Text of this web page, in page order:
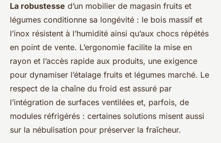
La robustesse d’un mobilier de magasin fruits et
légumes conditionne sa longévité : le bois massif et
l’inox résistent à l’humidité ainsi qu’aux chocs répétés
en point de vente. L’ergonomie facilite la mise en
rayon et l’accès rapide aux produits, une exigence
pour dynamiser l’étalage fruits et légumes marché. Le
respect de la chaîne du froid est assuré par
l’intégration de surfaces ventilées et, parfois, de
modules réfrigérés : certaines solutions misent aussi
sur la nébulisation pour préserver la fraîcheur.